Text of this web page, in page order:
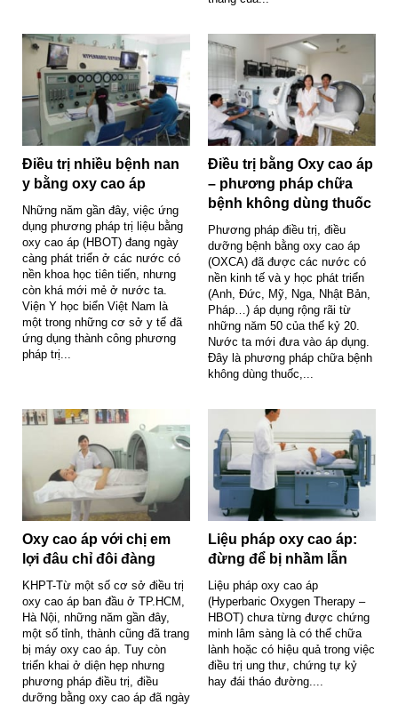
Điều trị nhiều bệnh nan
y bằng oxy cao áp
Những năm gần đây, việc ứng
dụng phương pháp trị liệu bằng
oxy cao áp (HBOT) đang ngày
càng phát triển ở các nước có
nền khoa học tiên tiến, nhưng
còn khá mới mẻ ở nước ta.
Viện Y học biển Việt Nam là
một trong những cơ sở y tế đã
ứng dụng thành công phương
pháp trị...
Điều trị bằng Oxy cao áp
– phương pháp chữa
bệnh không dùng thuốc
Phương pháp điều trị, điều
dưỡng bệnh bằng oxy cao áp
(OXCA) đã được các nước có
nền kinh tế và y học phát triển
(Anh, Đức, Mỹ, Nga, Nhật Bản,
Pháp…) áp dụng rộng rãi từ
những năm 50 của thế kỷ 20.
Nước ta mới đưa vào áp dụng.
Đây là phương pháp chữa bệnh
không dùng thuốc,...
Oxy cao áp với chị em
lợi đâu chỉ đôi đàng
KHPT-Từ một số cơ sở điều trị
oxy cao áp ban đầu ở TP.HCM,
Hà Nội, những năm gần đây,
một số tỉnh, thành cũng đã trang
bị máy oxy cao áp. Tuy còn
triển khai ở diện hẹp nhưng
phương pháp điều trị, điều
dưỡng bằng oxy cao áp đã ngày
Liệu pháp oxy cao áp:
đừng để bị nhầm lẫn
Liệu pháp oxy cao áp
(Hyperbaric Oxygen Therapy –
HBOT) chưa từng được chứng
minh lâm sàng là có thể chữa
lành hoặc có hiệu quả trong việc
điều trị ung thư, chứng tự kỷ
hay đái tháo đường....